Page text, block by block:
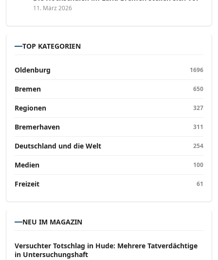
11. März 2026
TOP KATEGORIEN
Oldenburg 1696
Bremen 650
Regionen 327
Bremerhaven 311
Deutschland und die Welt 254
Medien 100
Freizeit 61
NEU IM MAGAZIN
Versucht­er Totschlag in Hude: Mehrere Tatverdächtige
in Untersuchungshaft